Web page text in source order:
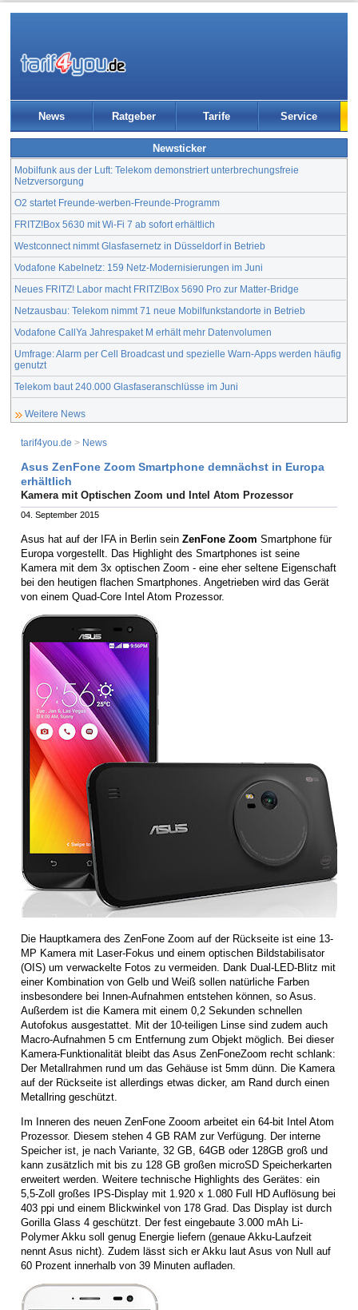
News Ratgeber Tarife Service
Newsticker
Mobilfunk aus der Luft: Telekom demonstriert unterbrechungsfreie
Netzversorgung
O2 startet Freunde-werben-Freunde-Programm
FRITZ!Box 5630 mit Wi-Fi 7 ab sofort erhältlich
Westconnect nimmt Glasfasernetz in Düsseldorf in Betrieb
Vodafone Kabelnetz: 159 Netz-Modernisierungen im Juni
Neues FRITZ! Labor macht FRITZ!Box 5690 Pro zur Matter-Bridge
Netzausbau: Telekom nimmt 71 neue Mobilfunkstandorte in Betrieb
Vodafone CallYa Jahrespaket M erhält mehr Datenvolumen
Umfrage: Alarm per Cell Broadcast und spezielle Warn-Apps werden häufig
genutzt
Telekom baut 240.000 Glasfaseranschlüsse im Juni
Weitere News
tarif4you.de > News
Asus ZenFone Zoom Smartphone demnächst in Europa
erhältlich
Kamera mit Optischen Zoom und Intel Atom Prozessor
04. September 2015
Asus hat auf der IFA in Berlin sein ZenFone Zoom Smartphone für
Europa vorgestellt. Das Highlight des Smartphones ist seine
Kamera mit dem 3x optischen Zoom - eine eher seltene Eigenschaft
bei den heutigen flachen Smartphones. Angetrieben wird das Gerät
von einem Quad-Core Intel Atom Prozessor.
Die Hauptkamera des ZenFone Zoom auf der Rückseite ist eine 13-
MP Kamera mit Laser-Fokus und einem optischen Bildstabilisator
(OIS) um verwackelte Fotos zu vermeiden. Dank Dual-LED-Blitz mit
einer Kombination von Gelb und Weiß sollen natürliche Farben
insbesondere bei Innen-Aufnahmen entstehen können, so Asus.
Außerdem ist die Kamera mit einem 0,2 Sekunden schnellen
Autofokus ausgestattet. Mit der 10-teiligen Linse sind zudem auch
Macro-Aufnahmen 5 cm Entfernung zum Objekt möglich. Bei dieser
Kamera-Funktionalität bleibt das Asus ZenFoneZoom recht schlank:
Der Metallrahmen rund um das Gehäuse ist 5mm dünn. Die Kamera
auf der Rückseite ist allerdings etwas dicker, am Rand durch einen
Metallring geschützt.
Im Inneren des neuen ZenFone Zooom arbeitet ein 64-bit Intel Atom
Prozessor. Diesem stehen 4 GB RAM zur Verfügung. Der interne
Speicher ist, je nach Variante, 32 GB, 64GB oder 128GB groß und
kann zusätzlich mit bis zu 128 GB großen microSD Speicherkarten
erweitert werden. Weitere technische Highlights des Gerätes: ein
5,5-Zoll großes IPS-Display mit 1.920 x 1.080 Full HD Auflösung bei
403 ppi und einem Blickwinkel von 178 Grad. Das Display ist durch
Gorilla Glass 4 geschützt. Der fest eingebaute 3.000 mAh Li-
Polymer Akku soll genug Energie liefern (genaue Akku-Laufzeit
nennt Asus nicht). Zudem lässt sich er Akku laut Asus von Null auf
60 Prozent innerhalb von 39 Minuten aufladen.